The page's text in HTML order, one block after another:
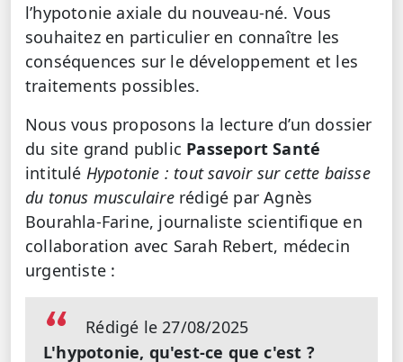
l’hypotonie axiale du nouveau-né. Vous
souhaitez en particulier en connaître les
conséquences sur le développement et les
traitements possibles.
Nous vous proposons la lecture d’un dossier
du site grand public Passeport Santé
intitulé Hypotonie : tout savoir sur cette baisse
du tonus musculaire rédigé par Agnès
Bourahla-Farine, journaliste scientifique en
collaboration avec Sarah Rebert, médecin
urgentiste :
Rédigé le 27/08/2025
L'hypotonie, qu'est-ce que c'est ?